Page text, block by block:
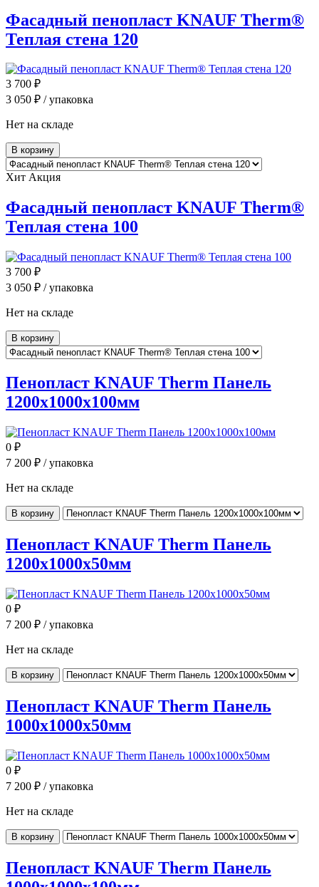
Фасадный пенопласт KNAUF Therm®
Теплая стена 120
3 700 ₽
3 050 ₽ / упаковка
Нет на складе
В корзину
Хит Акция
Фасадный пенопласт KNAUF Therm®
Теплая стена 100
3 700 ₽
3 050 ₽ / упаковка
Нет на складе
В корзину
Пенопласт KNAUF Therm Панель
1200x1000x100мм
0 ₽
7 200 ₽ / упаковка
Нет на складе
В корзину
Пенопласт KNAUF Therm Панель
1200x1000x50мм
0 ₽
7 200 ₽ / упаковка
Нет на складе
В корзину
Пенопласт KNAUF Therm Панель
1000x1000x50мм
0 ₽
7 200 ₽ / упаковка
Нет на складе
В корзину
Пенопласт KNAUF Therm Панель